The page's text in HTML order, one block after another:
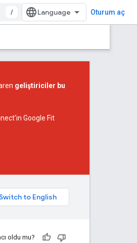
/ Oturum aç
geliştiriciler bu
Google Fit
oldu mu?